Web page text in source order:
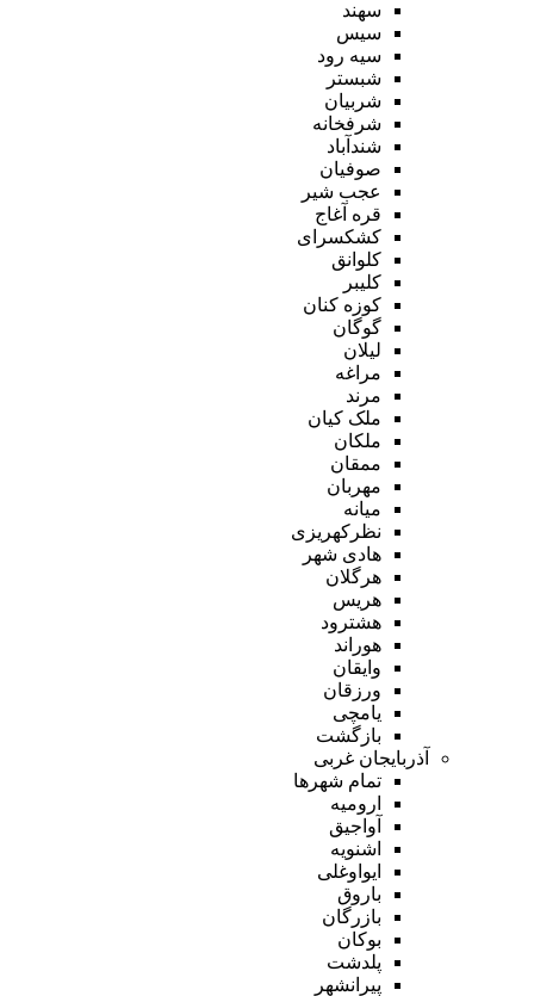
سهند
سیس
سیه رود
شبستر
شربیان
شرفخانه
شندآباد
صوفیان
عجب شیر
قره آغاج
کشکسرای
کلوانق
کلیبر
کوزه کنان
گوگان
لیلان
مراغه
مرند
ملک کیان
ملکان
ممقان
مهربان
میانه
نظرکهریزی
هادی شهر
هرگلان
هریس
هشترود
هوراند
وایقان
ورزقان
یامچی
بازگشت
آذربایجان غربی
تمام شهر‌ها
ارومیه
آواجیق
اشنویه
ایواوغلی
باروق
بازرگان
بوکان
پلدشت
پیرانشهر